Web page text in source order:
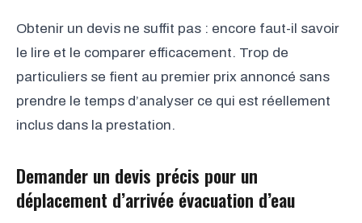
Obtenir un devis ne suffit pas : encore faut-il savoir
le lire et le comparer efficacement. Trop de
particuliers se fient au premier prix annoncé sans
prendre le temps d’analyser ce qui est réellement
inclus dans la prestation.
Demander un devis précis pour un
déplacement d’arrivée évacuation d’eau